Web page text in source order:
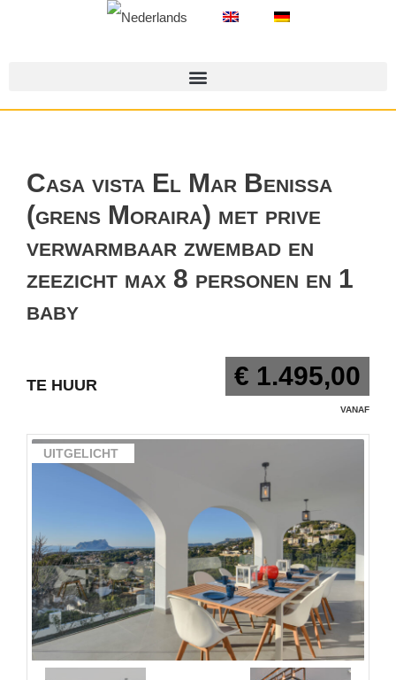
Casa vista El Mar Benissa
(grens Moraira) met prive
verwarmbaar zwembad en
zeezicht max 8 personen en 1
baby
TE HUUR € 1.495,00
vanaf
UITGELICHT